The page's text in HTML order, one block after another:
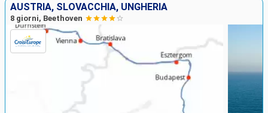
AUSTRIA, SLOVACCHIA, UNGHERIA
8 giorni, Beethoven